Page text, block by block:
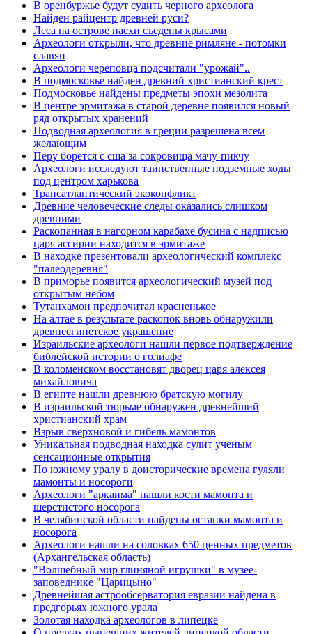
В оренбуржье будут судить черного археолога
Найден райцентр древней руси?
Леса на острове пасхи съедены крысами
Археологи открыли, что древние римляне - потомки
славян
Археологи череповца подсчитали "урожай"..
В подмосковье найден древний христианский крест
Подмосковье найдены предметы эпохи мезолита
В центре эрмитажа в старой деревне появился новый
ряд открытых хранений
Подводная археология в греции разрешена всем
желающим
Перу борется с сша за сокровища мачу-пикчу
Археологи исследуют таинственные подземные ходы
под центром харькова
Трансатлантический экоконфликт
Древние человеческие следы оказались слишком
древними
Раскопанная в нагорном карабахе бусина с надписью
царя ассирии находится в эрмитаже
В находке презентовали археологический комплекс
"палеодеревня"
В приморье появится археологический музей под
открытым небом
Тутанхамон предпочитал красненькое
На алтае в результате раскопок вновь обнаружили
древнеегипетское украшение
Израильские археологи нашли первое подтверждение
библейской истории о голиафе
В коломенском восстановят дворец царя алексея
михайловича
В египте нашли древнюю братскую могилу
В израильской тюрьме обнаружен древнейший
христианский храм
Взрыв сверхновой и гибель мамонтов
Уникальная подводная находка сулит ученым
сенсационные открытия
По южному уралу в доисторические времена гуляли
мамонты и носороги
Археологи "аркаима" нашли кости мамонта и
шерстистого носорога
В челябинской области найдены останки мамонта и
носорога
Археологи нашли на соловках 650 ценных предметов
(Архангельская область)
"Волшебный мир глиняной игрушки" в музее-
заповеднике "Царицыно"
Древнейшая астрообсерватория евразии найдена в
предгорьях южного урала
Золотая находка археологов в липецке